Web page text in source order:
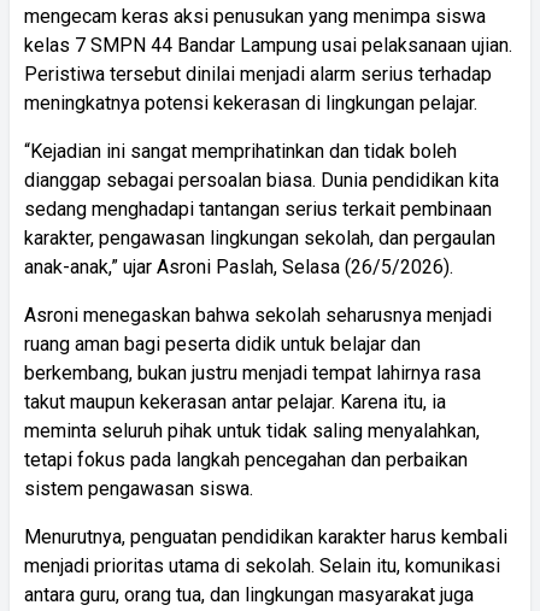
mengecam keras aksi penusukan yang menimpa siswa
kelas 7 SMPN 44 Bandar Lampung usai pelaksanaan ujian.
Peristiwa tersebut dinilai menjadi alarm serius terhadap
meningkatnya potensi kekerasan di lingkungan pelajar.
“Kejadian ini sangat memprihatinkan dan tidak boleh
dianggap sebagai persoalan biasa. Dunia pendidikan kita
sedang menghadapi tantangan serius terkait pembinaan
karakter, pengawasan lingkungan sekolah, dan pergaulan
anak-anak,” ujar Asroni Paslah, Selasa (26/5/2026).
Asroni menegaskan bahwa sekolah seharusnya menjadi
ruang aman bagi peserta didik untuk belajar dan
berkembang, bukan justru menjadi tempat lahirnya rasa
takut maupun kekerasan antar pelajar. Karena itu, ia
meminta seluruh pihak untuk tidak saling menyalahkan,
tetapi fokus pada langkah pencegahan dan perbaikan
sistem pengawasan siswa.
Menurutnya, penguatan pendidikan karakter harus kembali
menjadi prioritas utama di sekolah. Selain itu, komunikasi
antara guru, orang tua, dan lingkungan masyarakat juga